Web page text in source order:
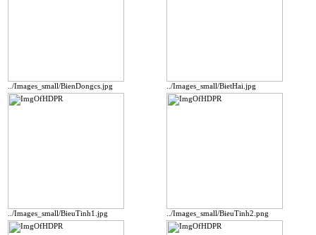
../Images_small/BienDongcs.jpg ../Images_small/BietHai.jpg
../Images_small/BieuTinh1.jpg ../Images_small/BieuTinh2.png